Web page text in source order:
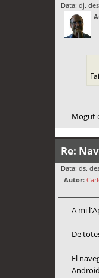
Data: dj.
Mogut
Re:
Data: ds.
Autor:
A mi
De
El